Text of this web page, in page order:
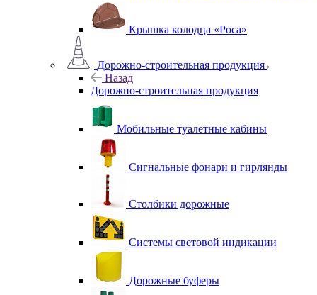
Крышка колодца «Роса»
Дорожно-строительная продукция
Назад
Дорожно-строительная продукция
Мобильные туалетные кабины
Сигнальные фонари и гирлянды
Столбики дорожные
Системы световой индикации
Дорожные буферы